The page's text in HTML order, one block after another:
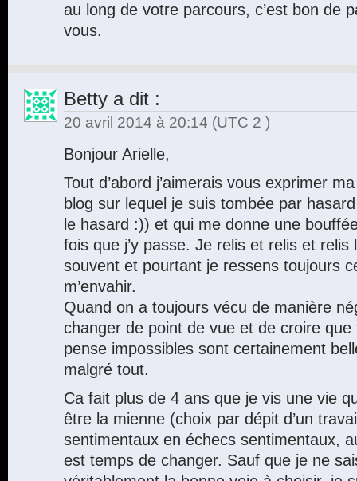
au long de votre parcours, c’est bon de
vous.
Betty a dit :
20 avril 2014 à 20:14 (UTC 2 )
Bonjour Arielle,
Tout d’abord j’aimerais vous exprimer
blog sur lequel je suis tombée par
le hasard :)) et qui me donne une
fois que j’y passe. Je relis et relis et
souvent et pourtant je ressens toujours
m’envahir.
Quand on a toujours vécu de manière
changer de point de vue et de croire que
pense impossibles sont certainement
malgré tout.
Ca fait plus de 4 ans que je vis une vie
être la mienne (choix par dépit d’un
sentimentaux en échecs sentimentaux,
est temps de changer. Sauf que je ne